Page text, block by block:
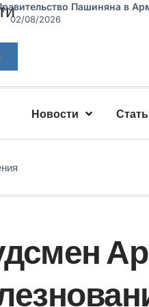
Пашиняна в
02/08/2026
Новости